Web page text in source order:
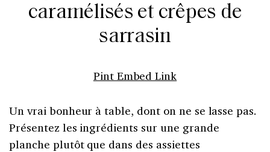
caramélisés et crêpes de
sarrasin
Pint Embed Link
Un vrai bonheur à table, dont on ne se lasse pas.
Présentez les ingrédients sur une grande
planche plutôt que dans des assiettes